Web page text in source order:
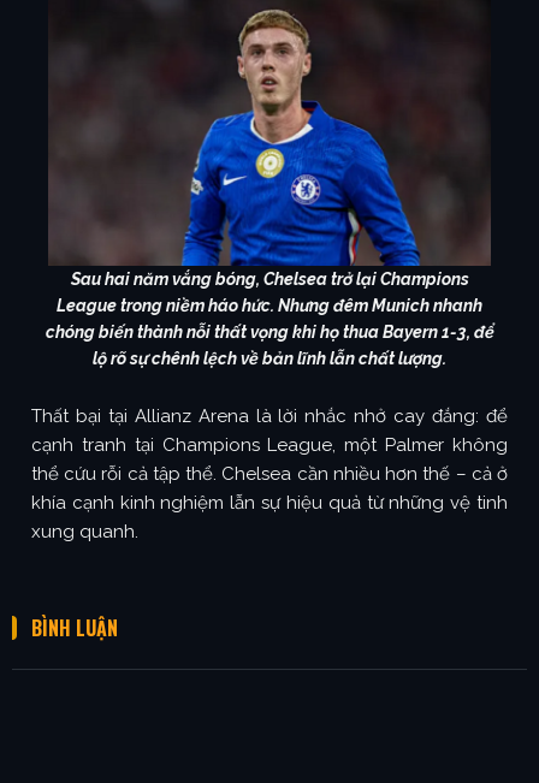
Sau hai năm vắng bóng, Chelsea trở lại Champions
League trong niềm háo hức. Nhưng đêm Munich nhanh
chóng biến thành nỗi thất vọng khi họ thua Bayern 1-3, để
lộ rõ sự chênh lệch về bản lĩnh lẫn chất lượng.
Thất bại tại Allianz Arena là lời nhắc nhở cay đắng: để
cạnh tranh tại Champions League, một Palmer không
thể cứu rỗi cả tập thể. Chelsea cần nhiều hơn thế – cả ở
khía cạnh kinh nghiệm lẫn sự hiệu quả từ những vệ tinh
xung quanh.
BÌNH LUẬN